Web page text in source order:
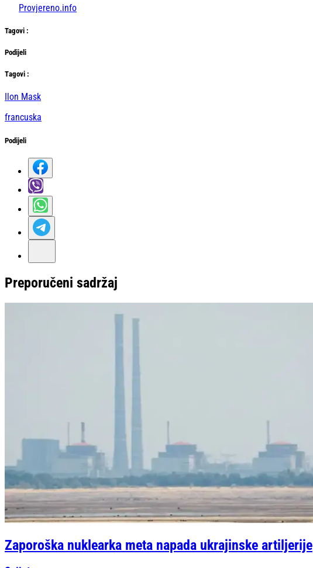
Provjereno.info
Tagovi :
Podijeli
Тagovi :
Ilon Mask
francuska
Podijeli
Preporučeni sadržaj
Zaporoška nuklearka meta napada ukrajinske artiljerije